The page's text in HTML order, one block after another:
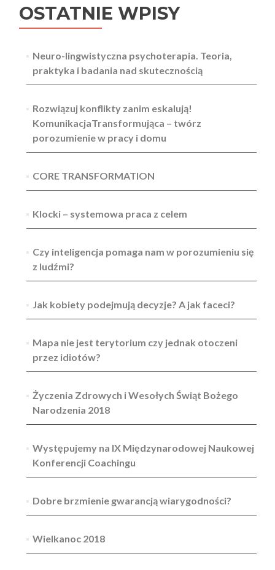
OSTATNIE WPISY
Neuro-lingwistyczna psychoterapia. Teoria,
praktyka i badania nad skutecznością
Rozwiązuj konflikty zanim eskalują!
KomunikacjaTransformująca – twórz
porozumienie w pracy i domu
CORE TRANSFORMATION
Klocki – systemowa praca z celem
Czy inteligencja pomaga nam w porozumieniu się
z ludźmi?
Jak kobiety podejmują decyzje? A jak faceci?
Mapa nie jest terytorium czy jednak otoczeni
przez idiotów?
Życzenia Zdrowych i Wesołych Świąt Bożego
Narodzenia 2018
Występujemy na IX Międzynarodowej Naukowej
Konferencji Coachingu
Dobre brzmienie gwarancją wiarygodności?
Wielkanoc 2018